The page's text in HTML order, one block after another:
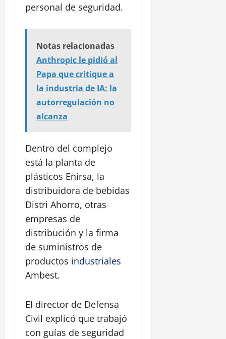
personal de seguridad.
Notas relacionadas
Anthropic le pidió al
Papa que critique a
la industria de IA: la
autorregulación no
alcanza
Dentro del complejo
está la planta de
plásticos Enirsa, la
distribuidora de bebidas
Distri Ahorro, otras
empresas de
distribución y la firma
de suministros de
productos industriales
Ambest.
El director de Defensa
Civil explicó que trabajó
con guías de seguridad